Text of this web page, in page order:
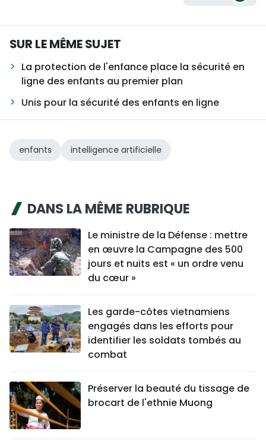
SUR LE MÊME SUJET
La protection de l'enfance place la sécurité en
ligne des enfants au premier plan
Unis pour la sécurité des enfants en ligne
enfants intelligence artificielle
DANS LA MÊME RUBRIQUE
Le ministre de la Défense : mettre
en œuvre la Campagne des 500
jours et nuits est « un ordre venu
du cœur »
Les garde-côtes vietnamiens
engagés dans les efforts pour
identifier les soldats tombés au
combat
Préserver la beauté du tissage de
brocart de l'ethnie Muong